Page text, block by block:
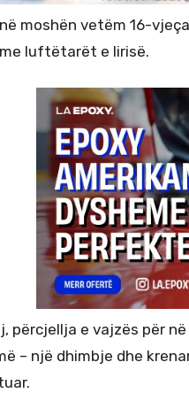
moshën vetëm 16-
luftëtarët e lirisë.
përcjellja e vajzës për
– një dhimbje dhe